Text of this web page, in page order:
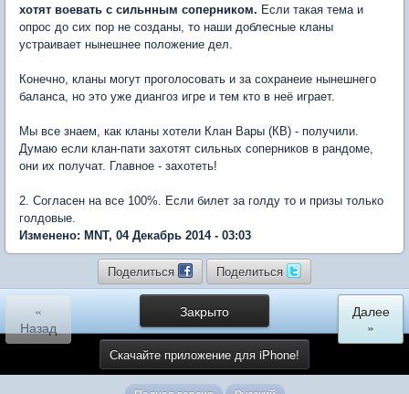
хотят воевать с сильнным соперником. Если такая тема и
опрос до сих пор не созданы, то наши доблесные кланы
устраивает нынешнее положение дел.
Конечно, кланы могут проголосовать и за сохранеие нынешнего
баланса, но это уже диангоз игре и тем кто в неё играет.
Мы все знаем, как кланы хотели Клан Вары (КВ) - получили.
Думаю если клан-пати захотят сильных соперников в рандоме,
они их получат. Главное - захотеть!
2. Согласен на все 100%. Если билет за голду то и призы только
голдовые.
Изменено: MNT, 04 Декабрь 2014 - 03:03
Поделиться Поделиться
Закрыто
«
Назад
Далее
»
Скачайте приложение для iPhone!